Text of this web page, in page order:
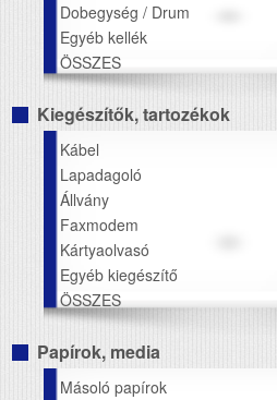
Dobegység / Drum
Egyéb kellék
ÖSSZES
Kiegészítők, tartozékok
Kábel
Lapadagoló
Állvány
Faxmodem
Kártyaolvasó
Egyéb kiegészítő
ÖSSZES
Papírok, media
Másoló papírok